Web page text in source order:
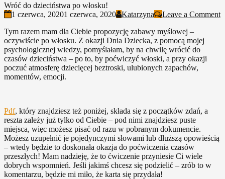
Wróć do dzieciństwa po włosku!
1 czerwca, 20201 czerwca, 2020 Katarzyna Leave a Comment
Tym razem mam dla Ciebie propozycję zabawy myślowej –
oczywiście po włosku. Z okazji Dnia Dziecka, z pomocą mojej
psychologicznej wiedzy, pomyślałam, by na chwilę wrócić do
czasów dzieciństwa – po to, by poćwiczyć włoski, a przy okazji
poczuć atmosferę dziecięcej beztroski, ulubionych zapachów,
momentów, emocji.
Pdf, który znajdziesz też poniżej, składa się z początków zdań, a
reszta zależy już tylko od Ciebie – pod nimi znajdziesz puste
miejsca, więc możesz pisać od razu w pobranym dokumencie.
Możesz uzupełnić je pojedynczymi słowami lub dłuższą opowieścią
– wtedy będzie to doskonała okazja do poćwiczenia czasów
przeszłych! Mam nadzieję, że to ćwiczenie przyniesie Ci wiele
dobrych wspomnień. Jeśli jakimś chcesz się podzielić – zrób to w
komentarzu, będzie mi miło, że karta się przydała!